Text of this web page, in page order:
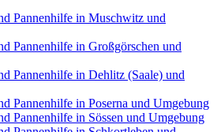
Pannenhilfe in Muschwitz und
Pannenhilfe in Großgörschen und
Pannenhilfe in Dehlitz (Saale) und
Pannenhilfe in Poserna und Umgebung
Pannenhilfe in Sössen und Umgebung